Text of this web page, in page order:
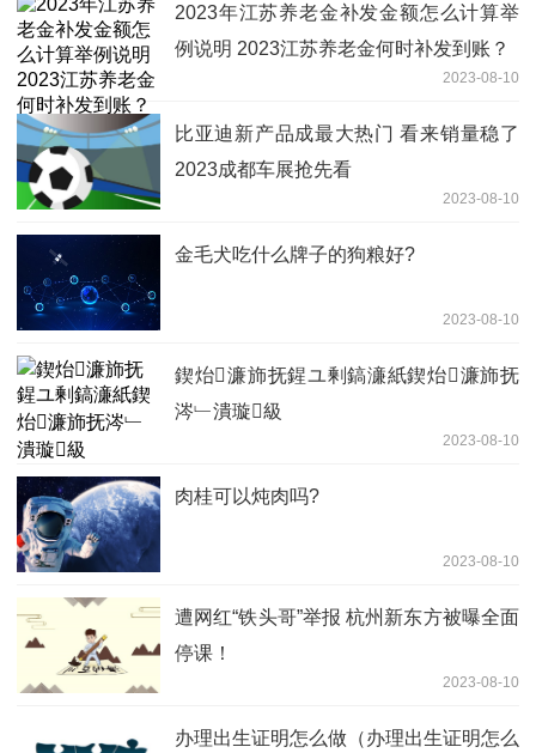
2023年江苏养老金补发金额怎么计算举
例说明 2023江苏养老金何时补发到账？
2023-08-10
比亚迪新产品成最大热门 看来销量稳了
2023成都车展抢先看
2023-08-10
金毛犬吃什么牌子的狗粮好?
2023-08-10
鍥炲濂斾抚鍟ユ剰鎬濓紙鍥炲濂斾抚
涔﹂潰璇級
2023-08-10
肉桂可以炖肉吗?
2023-08-10
遭网红“铁头哥”举报 杭州新东方被曝全面
停课！
2023-08-10
办理出生证明怎么做（办理出生证明怎么